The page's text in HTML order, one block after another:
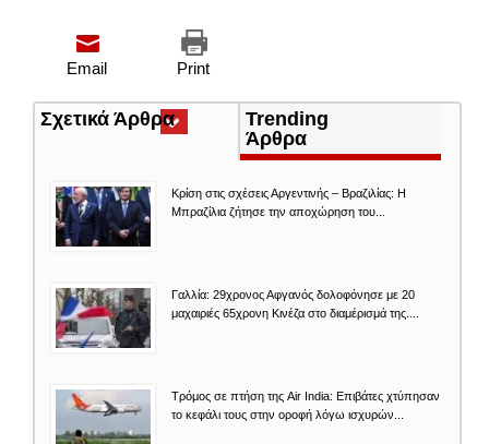
Print
Email
Σχετικά Άρθρα(ενεργή
καρτέλα)
Trending
Άρθρα
Κρίση στις σχέσεις Αργεντινής – Βραζιλίας: Η
Μπραζίλια ζήτησε την αποχώρηση του...
Γαλλία: 29χρονος Αφγανός δολοφόνησε με 20
μαχαιριές 65χρονη Κινέζα στο διαμέρισμά της....
Τρόμος σε πτήση της Air India: Επιβάτες χτύπησαν
το κεφάλι τους στην οροφή λόγω ισχυρών...